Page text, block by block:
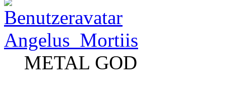
Angelus_Mortiis
METAL GOD